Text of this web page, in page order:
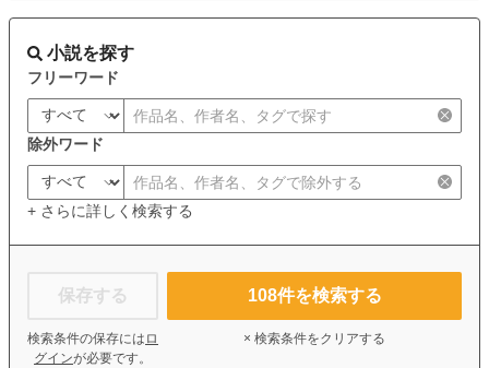
小説を探す
フリーワード
除外ワード
+ さらに詳しく検索する
保存する
検索条件の保存には ロ
グインが必要です。
108件を検索する
× 検索条件をクリアする